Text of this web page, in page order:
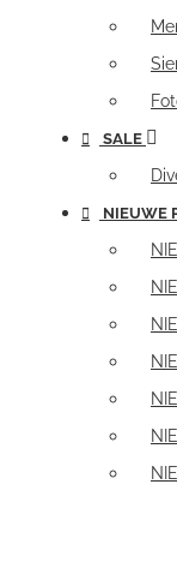
SALE
NIEUWE